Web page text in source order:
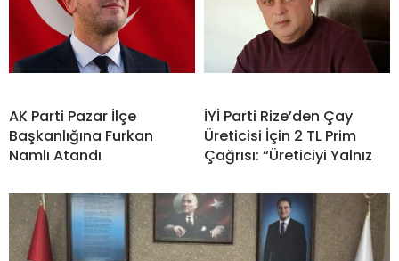
AK Parti Pazar İlçe
Başkanlığına Furkan
Namlı Atandı
İYİ Parti Rize’den Çay
Üreticisi İçin 2 TL Prim
Çağrısı: “Üreticiyi Yalnız